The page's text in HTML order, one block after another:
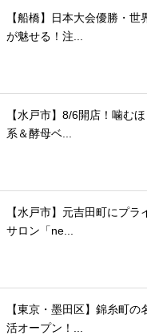
【船橋】日本大会優勝・世
が魅せる！注...
【水戸市】8/6開店！噛む
系＆酵母ベ...
【水戸市】元吉田町にプラ
サロン「ne...
【東京・墨田区】錦糸町の
活オープン！...